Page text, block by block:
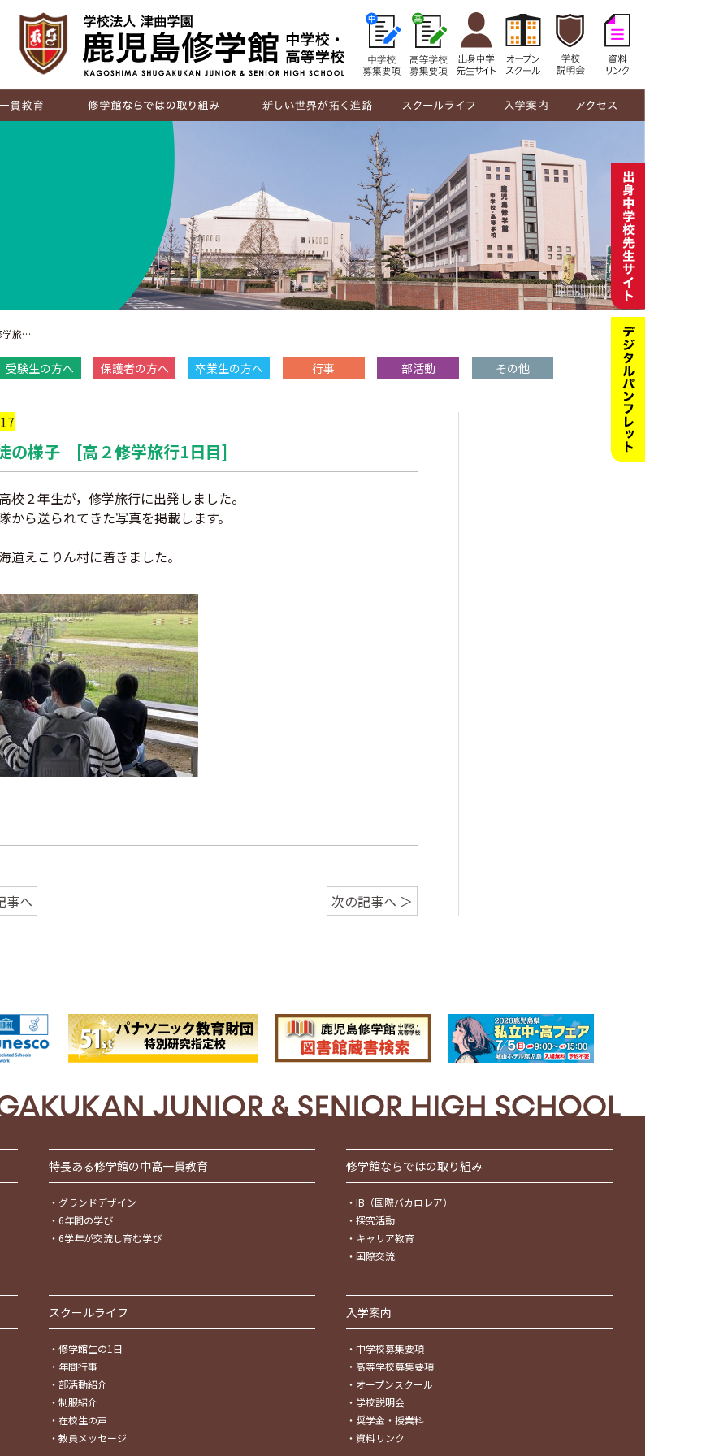
修学館生の1日
年間行事
部活動紹介
制服紹介
在校生の声
教員メッセージ
旅…
受験生の方へ 保護者の方へ 卒業生の方へ 行事 部活動 その他
様子 [高２修学旅行1日目]
校２年生が，修学旅行に出発しました。
から送られてきた写真を掲載します。
道えこりん村に着きました。
事へ 次の記事へ ＞
特長ある修学館の中高一貫教育
・ グランドデザイン
・ 6年間の学び
・ 6学年が交流し育む学び
修学館ならではの取り組み
・ IB（国際バカロレア）
・ 探究活動
・ キャリア教育
・ 国際交流
スクールライフ
・ 修学館生の1日
・ 年間行事
・ 部活動紹介
・ 制服紹介
・ 在校生の声
・ 教員メッセージ
入学案内
・ 中学校募集要項
・ 高等学校募集要項
・ オープンスクール
・ 学校説明会
・ 奨学金・授業料
・ 資料リンク